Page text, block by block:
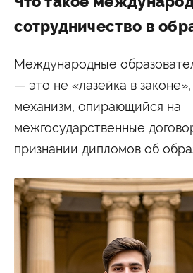
сотрудничество в
Международные
— это не «лазейка в
механизм, опирающийся на
межгосударственные
признании дипломов об